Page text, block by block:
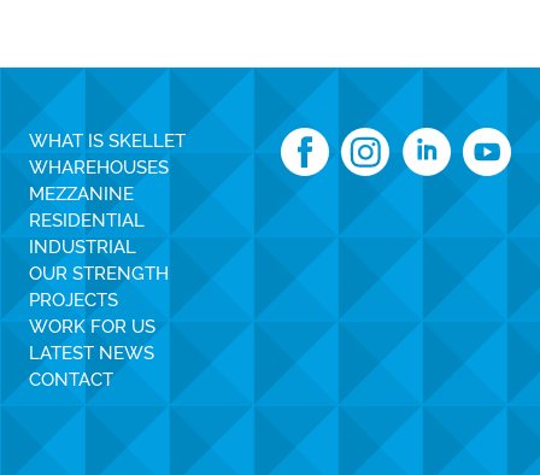
WHAT IS SKELLET
WHAREHOUSES
MEZZANINE
RESIDENTIAL
INDUSTRIAL
OUR STRENGTH
PROJECTS
WORK FOR US
LATEST NEWS
CONTACT